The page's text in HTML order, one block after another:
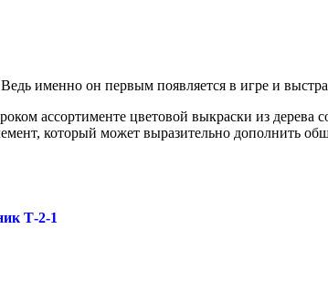
именно он первым появляется в игре и
ассортименте цветовой выкраски из дерева
который может выразительно дополнить
Т-2-1